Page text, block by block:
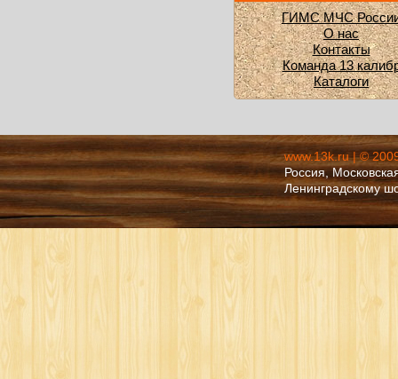
ГИМС МЧС
О нас
Контакты
Команда 13
Каталоги
www.13k.ru | ©
Россия,
Ленинградскому